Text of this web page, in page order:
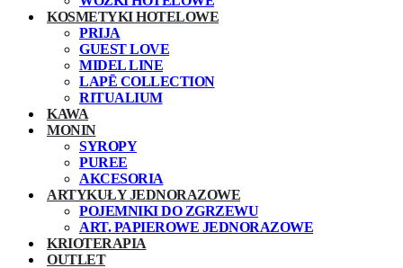
KOSMETYKI HOTELOWE
PRIJA
GUEST LOVE
MIDEL LINE
LAPĒ COLLECTION
RITUALIUM
KAWA
MONIN
SYROPY
PUREE
AKCESORIA
ARTYKUŁY JEDNORAZOWE
POJEMNIKI DO ZGRZEWU
ART. PAPIEROWE JEDNORAZOWE
KRIOTERAPIA
OUTLET